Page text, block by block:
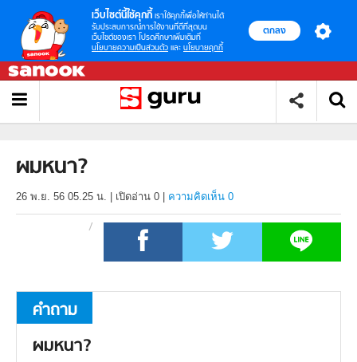
เว็บไซต์นี้ใช้คุกกี้ เราใช้คุกกี้เพื่อให้ท่านได้
รับประสบการณ์การใช้งานที่ดีที่สุดบน
เว็บไซต์ของเรา โปรดศึกษาเพิ่มเติมที่
นโยบายความเป็นส่วนตัว และ นโยบายคุกกี้
ตกลง
ผมหนา?
26 พ.ย. 56 05.25 น. เปิดอ่าน 0 ความคิดเห็น 0
คำถาม
ผมหนา?